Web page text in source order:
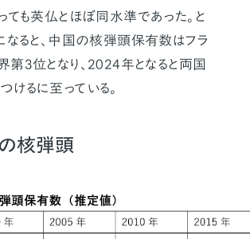
も英仏とほぼ同水準であった。と
ると、中国の核弾頭保有数はフラ
第3位となり、2024年となると両国
けるに至っている。
核弾頭